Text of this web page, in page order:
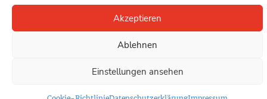
Akzeptieren
Ablehnen
Einstellungen ansehen